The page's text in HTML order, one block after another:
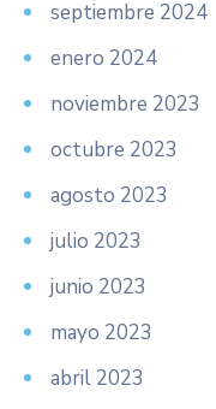
septiembre 2024
enero 2024
noviembre 2023
octubre 2023
agosto 2023
julio 2023
junio 2023
mayo 2023
abril 2023